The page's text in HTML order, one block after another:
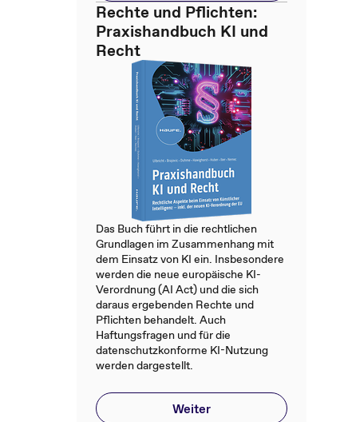
Rechte und Pflichten:
Praxishandbuch KI und
Recht
Das Buch führt in die rechtlichen
Grundlagen im Zusammenhang mit
dem Einsatz von KI ein. Insbesondere
werden die neue europäische KI-
Verordnung (AI Act) und die sich
daraus ergebenden Rechte und
Pflichten behandelt. Auch
Haftungsfragen und für die
datenschutzkonforme KI-Nutzung
werden dargestellt.
Weiter